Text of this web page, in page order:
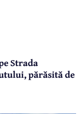
Strada
părăsită de